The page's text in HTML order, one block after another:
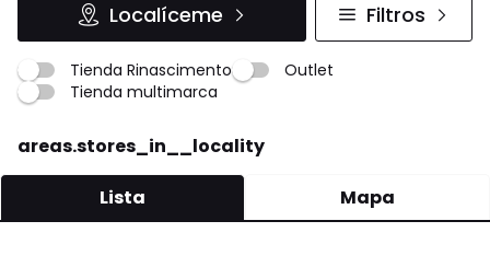
Localíceme Filtros
Tienda Rinascimento
Outlet
Tienda multimarca
areas.stores_in__locality
Lista Mapa